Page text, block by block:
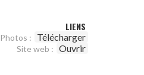
LIENS
Photos : Télécharger
Site web : Ouvrir